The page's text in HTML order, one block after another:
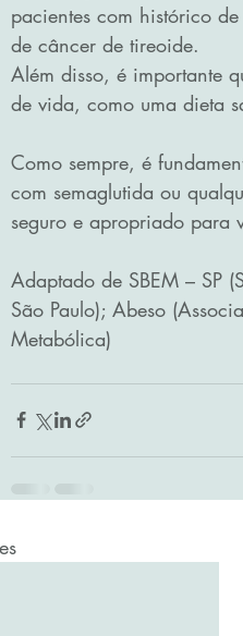
pacientes com histórico
de câncer de tireoide.
Além disso, é importante
de vida, como uma dieta
Como sempre, é
com semaglutida ou
seguro e apropriado para
Adaptado de SBEM – SP
São Paulo); Abeso
Metabólica)